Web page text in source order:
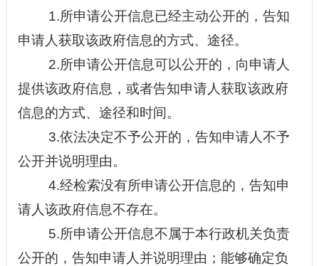
1.所申请公开信息已经主动公开的，告知
申请人获取该政府信息的方式、途径。
2.所申请公开信息可以公开的，向申请人
提供该政府信息，或者告知申请人获取该政府
信息的方式、途径和时间。
3.依法决定不予公开的，告知申请人不予
公开并说明理由。
4.经检索没有所申请公开信息的，告知申
请人该政府信息不存在。
5.所申请公开信息不属于本行政机关负责
公开的，告知申请人并说明理由；能够确定负